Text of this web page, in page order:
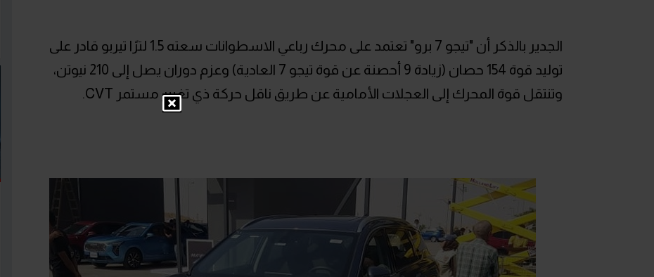
الجدير بالذكر أن "تيجو 7 برو" تعتمد على محرك رباعي الاسطوانات سعته 1.5 لترًا تيربو قادر على
توليد قوة 154 حصان (زيادة 9 أحصنة عن قوة تيجو 7 العادية) وعزم دوران يصل إلى 210 نيوتن،
وتنتقل قوة المحرك إلى العجلات الأمامية عن طريق ناقل حركة ذي تغيير مستمر CVT.